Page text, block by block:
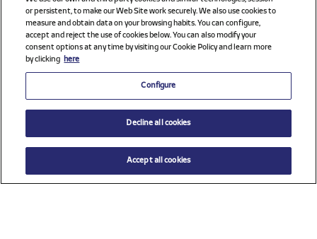
or persistent, to make our Web Site work securely. We also use cookies to
measure and obtain data on your browsing habits. You can configure,
accept and reject the use of cookies below. You can also modify your
consent options at any time by visiting our Cookie Policy and learn more
by clicking
here
Configure
Decline all cookies
Accept all cookies